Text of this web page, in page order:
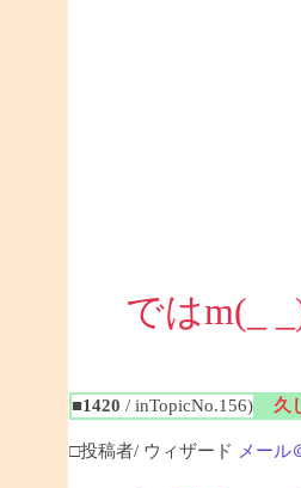
ではm(_
■1420 / inTopicNo.156) 久
□投稿者/ ウィザード メール